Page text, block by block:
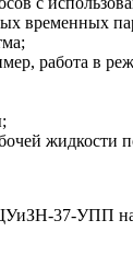
временных
работа в
жидкости
37-УПП